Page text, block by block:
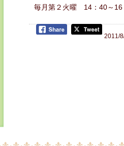
毎月第２火曜 14：40～16
2011/